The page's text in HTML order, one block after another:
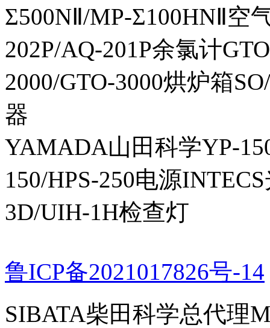
Σ500NⅡ/MP-Σ100HNⅡ空
202P/AQ-201P余氯计
2000/GTO-3000烘炉箱
器
YAMADA山田科学YP-
150/HPS-250电源
3D/UIH-1H检查灯
鲁ICP备2021017826号-14
SIBATA柴田科学总代理